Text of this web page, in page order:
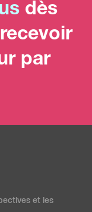
dès
par
et les